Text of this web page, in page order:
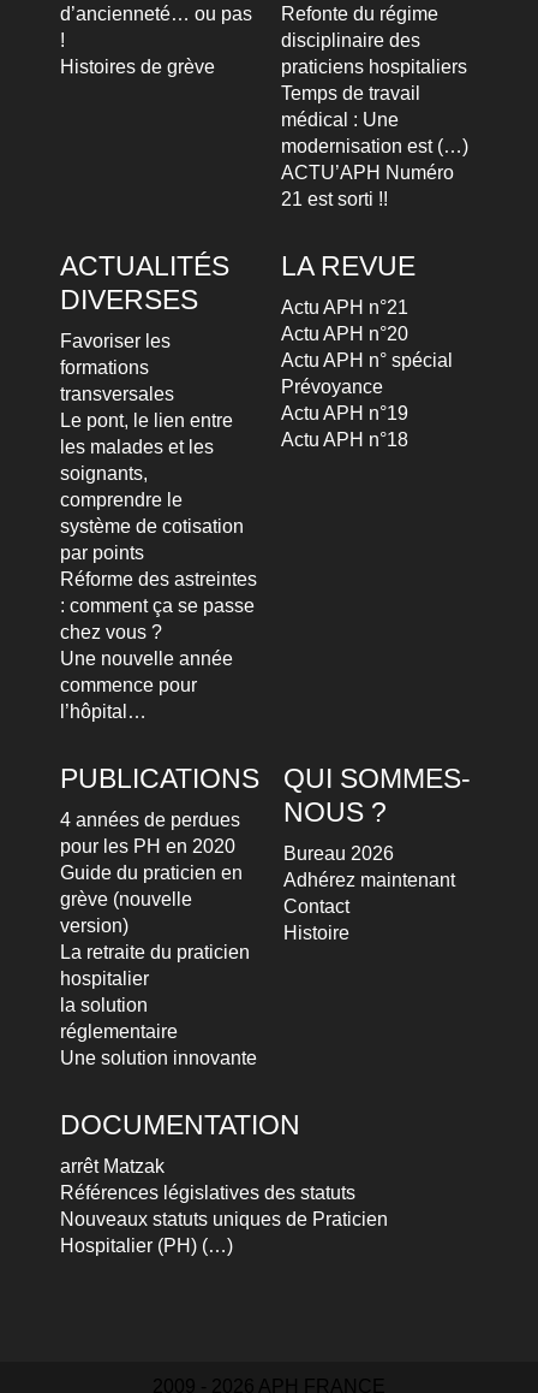
d’ancienneté… ou pas
!
Histoires de grève
Refonte du régime
disciplinaire des
praticiens hospitaliers
Temps de travail
médical : Une
modernisation est (…)
ACTU’APH Numéro
21 est sorti !!
ACTUALITÉS
DIVERSES
Favoriser les
formations
transversales
Le pont, le lien entre
les malades et les
soignants,
comprendre le
système de cotisation
par points
Réforme des astreintes
: comment ça se passe
chez vous ?
Une nouvelle année
commence pour
l’hôpital…
LA REVUE
Actu APH n°21
Actu APH n°20
Actu APH n° spécial
Prévoyance
Actu APH n°19
Actu APH n°18
PUBLICATIONS
4 années de perdues
pour les PH en 2020
Guide du praticien en
grève (nouvelle
version)
La retraite du praticien
hospitalier
la solution
réglementaire
Une solution innovante
QUI SOMMES-
NOUS ?
Bureau 2026
Adhérez maintenant
Contact
Histoire
DOCUMENTATION
arrêt Matzak
Références législatives des statuts
Nouveaux statuts uniques de Praticien
Hospitalier (PH) (…)
2009 - 2026 APH FRANCE